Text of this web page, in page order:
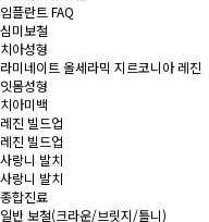
임플란트 FAQ
심미보철
치아성형
라미네이트 올세라믹 지르코니아 레진
잇몸성형
치아미백
레진 빌드업
레진 빌드업
사랑니 발치
사랑니 발치
종합진료
일반 보철(크라운/브릿지/틀니)